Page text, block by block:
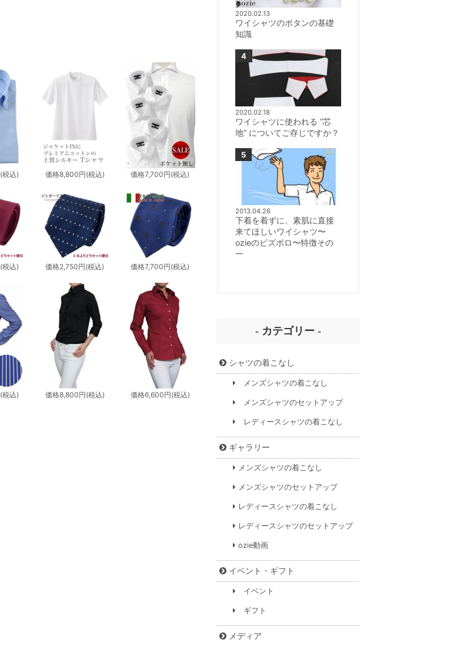
(税込) 価格8,800円(税込) 価格7,700円(税込)
(税込) 価格2,750円(税込) 価格7,700円(税込)
(税込) 価格8,800円(税込) 価格6,600円(税込)
2020.02.13
ワイシャツのボタンの基礎
知識
2020.02.18
ワイシャツに使われる ”芯
地” についてご存じですか？
2013.04.26
下着を着ずに、素肌に直接
来てほしいワイシャツ〜
ozieのビズポロ〜特徴その
一
- カテゴリー -
シャツの着こなし
メンズシャツの着こなし
メンズシャツのセットアップ
レディースシャツの着こなし
ギャラリー
メンズシャツの着こなし
メンズシャツのセットアップ
レディースシャツの着こなし
レディースシャツのセットアップ
ozie動画
イベント・ギフト
イベント
ギフト
メディア